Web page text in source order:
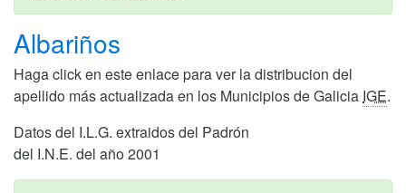
Albariños
Haga click en este enlace para ver la distribucion del
apellido más actualizada en los Municipios de Galicia IGE.
Datos del I.L.G. extraidos del Padrón
del I.N.E. del año 2001